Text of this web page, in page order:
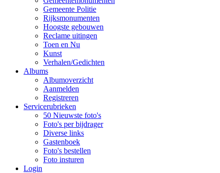
Gemeente Politie
Rijksmonumenten
Hoogste gebouwen
Reclame uitingen
Toen en Nu
Kunst
Verhalen/Gedichten
Albums
Albumoverzicht
Aanmelden
Registreren
Servicerubrieken
50 Nieuwste foto's
Foto's per bijdrager
Diverse links
Gastenboek
Foto's bestellen
Foto insturen
Login